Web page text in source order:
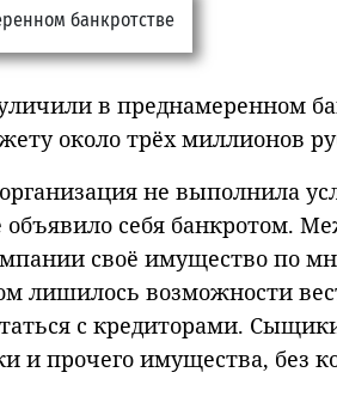
в преднамеренном
около трёх миллионов
не выполнила
себя банкротом.
своё имущество по
лишилось возможности
с кредиторами.
и прочего имущества, без